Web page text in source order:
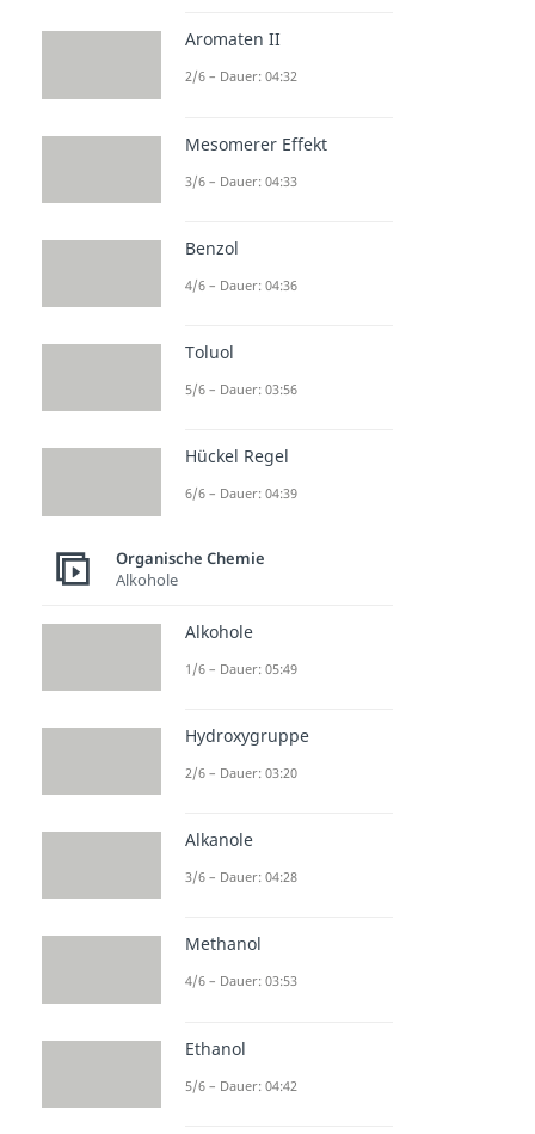
Aromaten II
2/6 – Dauer: 04:32
Mesomerer Effekt
3/6 – Dauer: 04:33
Benzol
4/6 – Dauer: 04:36
Toluol
5/6 – Dauer: 03:56
Hückel Regel
6/6 – Dauer: 04:39
Organische Chemie
Alkohole
Alkohole
1/6 – Dauer: 05:49
Hydroxygruppe
2/6 – Dauer: 03:20
Alkanole
3/6 – Dauer: 04:28
Methanol
4/6 – Dauer: 03:53
Ethanol
5/6 – Dauer: 04:42